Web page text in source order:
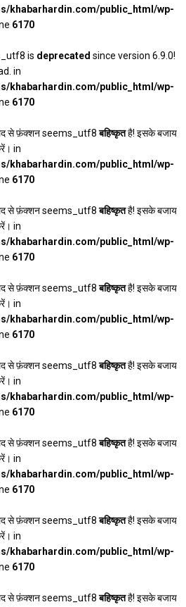
khabarhardin.com/public_html/wp-
6170
is deprecated since version 6.9.0!
in
khabarhardin.com/public_html/wp-
6170
से फ़ंक्शन seems_utf8बहिष्कृतहै! इसके बजाय
in
khabarhardin.com/public_html/wp-
6170
से फ़ंक्शन seems_utf8बहिष्कृतहै! इसके बजाय
in
khabarhardin.com/public_html/wp-
6170
से फ़ंक्शन seems_utf8बहिष्कृतहै! इसके बजाय
in
khabarhardin.com/public_html/wp-
6170
से फ़ंक्शन seems_utf8बहिष्कृतहै! इसके बजाय
in
khabarhardin.com/public_html/wp-
6170
से फ़ंक्शन seems_utf8बहिष्कृतहै! इसके बजाय
in
khabarhardin.com/public_html/wp-
6170
से फ़ंक्शन seems_utf8बहिष्कृतहै! इसके बजाय
in
khabarhardin.com/public_html/wp-
6170
से फ़ंक्शन seems_utf8बहिष्कृतहै! इसके बजाय